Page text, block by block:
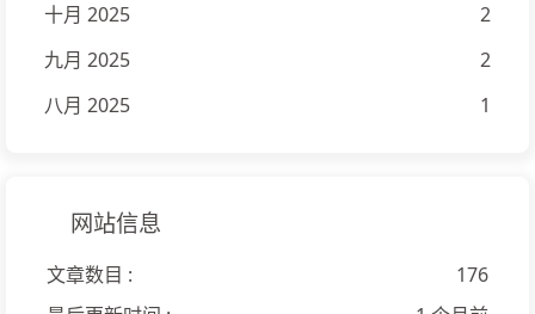
十月 2025
2
九月 2025
2
八月 2025
1
网站信息
文章数目 :
176